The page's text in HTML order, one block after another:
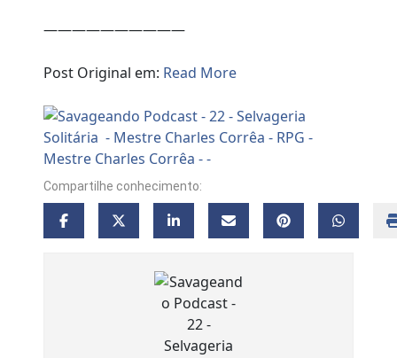
——————————
Post Original em: Read More
Compartilhe conhecimento: